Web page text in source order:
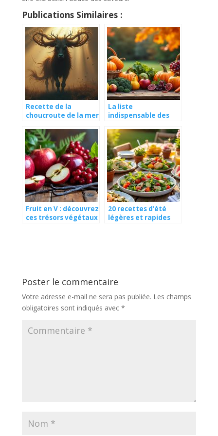
Publications Similaires :
Recette de la
choucroute de la mer
nobles
La liste
indispensable des
mois d’octobre
Fruit en V : découvrez
ces trésors végétaux
20 recettes d’été
légères et rapides
Poster le commentaire
Votre adresse e-mail ne sera pas publiée. Les champs
obligatoires sont indiqués avec *